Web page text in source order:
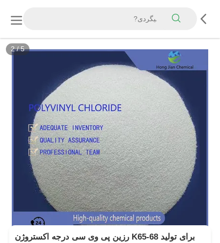
3/5
رزین پی وی سی درجه اکستروژن K65-68 برای تولید